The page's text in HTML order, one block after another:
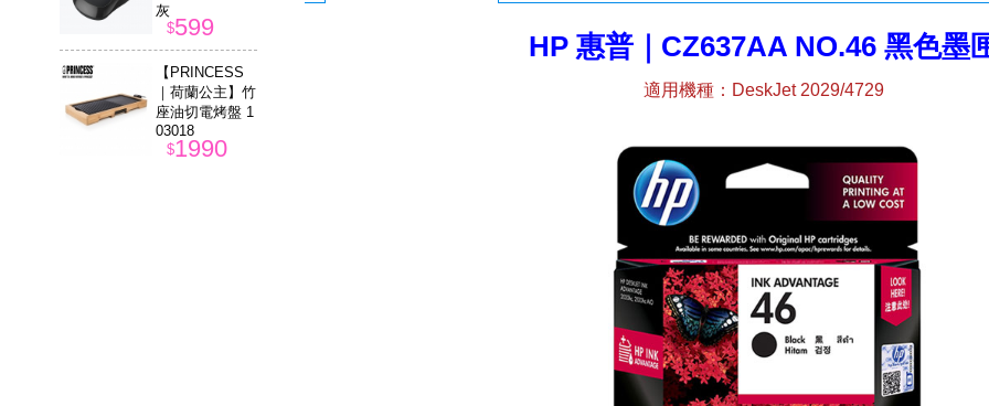
HP 惠普｜CZ637AA NO.46 黑色墨
適用機種：DeskJet 2029/4729
灰
$599
【PRINCESS
｜荷蘭公主】竹
座油切電烤盤 1
03018
$1990